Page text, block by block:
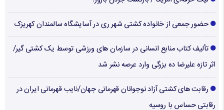
حضور جمعی از خانواده کشتی شهر ری در آسایشگاه سالمندان کهریزک
تألیف کتاب منابع انسانی در سازمان های ورزشی توسط یک کشتی گیر/
اثر تازه علیرضا ده بزرگی وارد عرصه نشر شد
رقابت های کشتی آزاد نوجوانان قهرمانی جهان/نایب قهرمانی ایران در
رقابتی حساس با روسیه